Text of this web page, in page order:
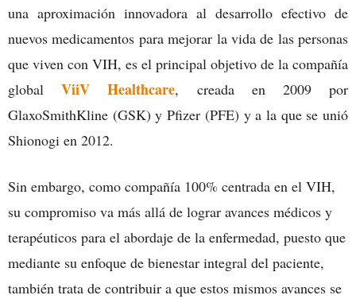
una aproximación innovadora al desarrollo efectivo de
nuevos medicamentos para mejorar la vida de las personas
que viven con VIH, es el principal objetivo de la compañía
globalViiV Healthcare, creada en 2009 por
GlaxoSmithKline (GSK) y Pfizer (PFE) y a la que se unió
Shionogi en 2012.
Sin embargo, como compañía 100% centrada en el VIH,
su compromiso va más allá de lograr avances médicos y
terapéuticos para el abordaje de la enfermedad, puesto que
mediante su enfoque de bienestar integral del paciente,
también trata de contribuir a que estos mismos avances se